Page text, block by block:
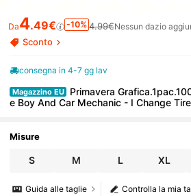
Da4.49€ -10% 4.99€Nessun dazio
Sconto
consegna in 4-7 gg lav
Magazzino EU
Primavera
e Boy And Car Mechanic - I Change
Misure
S M L XL
Controlla la mia
Guida alle taglie